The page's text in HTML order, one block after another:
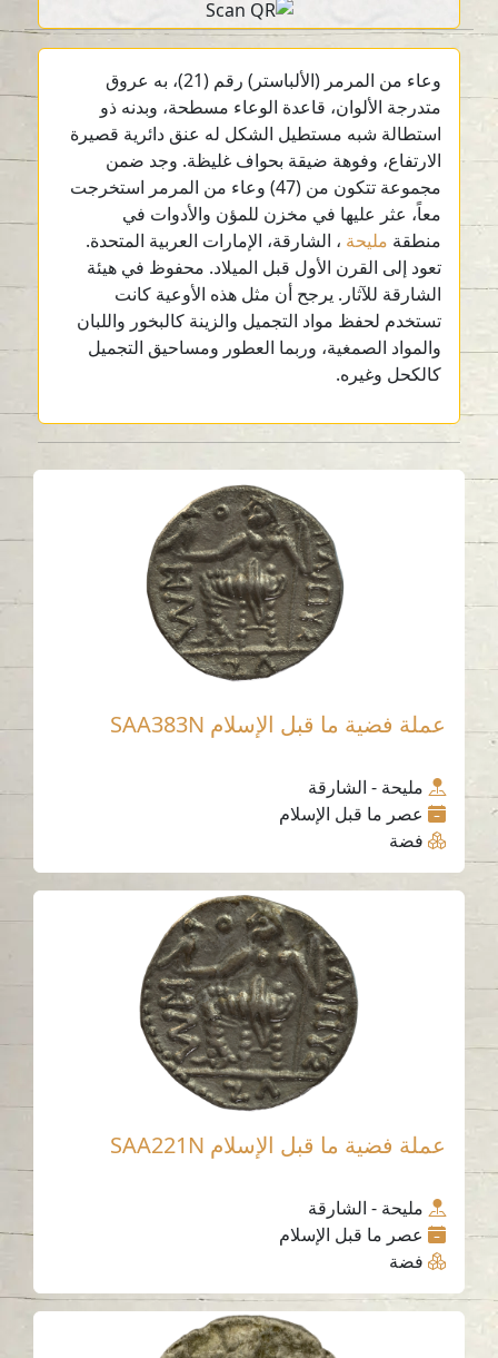
وعاء من المرمر (الألباستر) رقم (21)، به عروق
متدرجة الألوان، قاعدة الوعاء مسطحة، وبدنه ذو
استطالة شبه مستطيل الشكل له عنق دائرية قصيرة
الارتفاع، وفوهة ضيقة بحواف غليظة. وجد ضمن
مجموعة تتكون من (47) وعاء من المرمر استخرجت
معاً، عثر عليها في مخزن للمؤن والأدوات في
منطقةمليحة، الشارقة، الإمارات العربية المتحدة.
تعود إلى القرن الأول قبل الميلاد. محفوظ في هيئة
الشارقة للآثار. يرجح أن مثل هذه الأوعية كانت
تستخدم لحفظ مواد التجميل والزينة كالبخور واللبان
والمواد الصمغية، وربما العطور ومساحيق التجميل
كالكحل وغيره.
عملة فضية ما قبل الإسلام SAA383N
مليحة - الشارقة
عصر ما قبل الإسلام
فضة
عملة فضية ما قبل الإسلام SAA221N
مليحة - الشارقة
عصر ما قبل الإسلام
فضة